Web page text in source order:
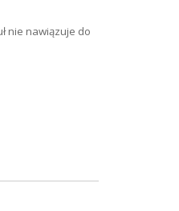
nie nawiązuje do